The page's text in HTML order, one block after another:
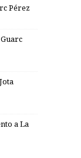
Pérez
Guarc
a La